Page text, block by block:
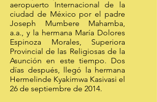
aeropuerto Internacional de la
ciudad de México por el padre
Joseph Mumbere Mahamba,
a.a., y la hermana María Dolores
Espinoza Morales, Superiora
Provincial de las Religiosas de la
Asunción en este tiempo. Dos
días después, llegó la hermana
Hermelinde Kyakimwa Kasivasi el
26 de septiembre de 2014.